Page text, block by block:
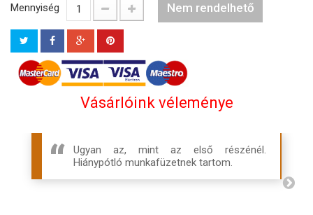
Mennyiség Nem rendelhető
Vásárlóink véleménye
Ugyan az, mint az első részénél.
Hiánypótló munkafüzetnek tartom.